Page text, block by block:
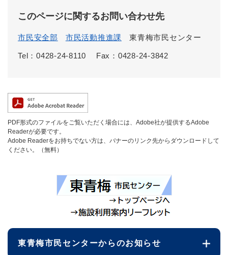
このページに関するお問い合わせ先
市民安全部 市民活動推進課 東青梅市民センター
Tel：0428-24-8110 Fax：0428-24-3842
PDF形式のファイルをご覧いただく場合には、Adobe社が提供するAdobe
Readerが必要です。
Adobe Readerをお持ちでない方は、バナーのリンク先からダウンロードして
ください。（無料）
東青梅市民センターからのお知らせ